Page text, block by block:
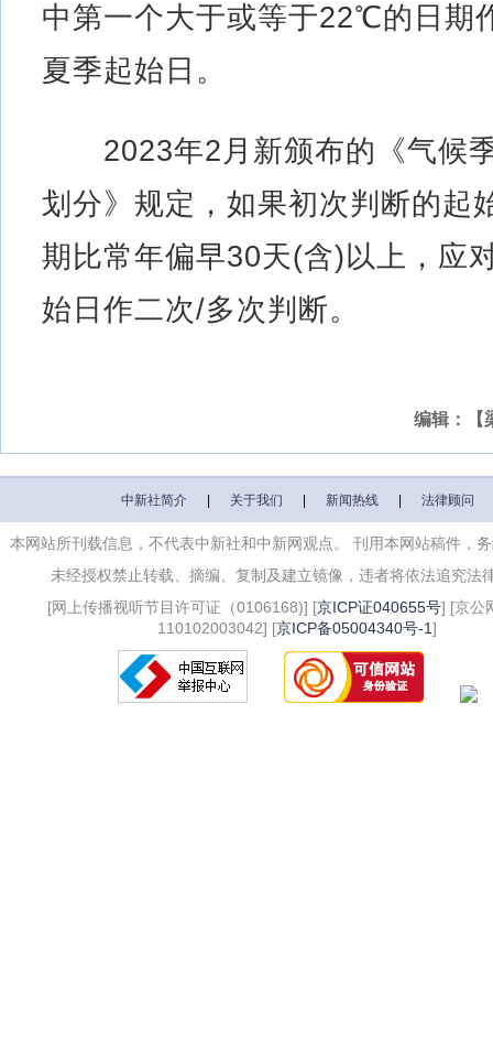
中第一个大于或等于22℃的日期
夏季起始日。
2023年2月新颁布的《气候
划分》规定，如果初次判断的起
期比常年偏早30天(含)以上，应
始日作二次/多次判断。
编辑：【
中新社简介| 关于我们 新闻热线| 法律顾问
本网站所刊载信息，不代表中新社和中新网观点。 刊用本网站稿件，
未经授权禁止转载、摘编、复制及建立镜像，违者将依法追究法
[网上传播视听节目许可证（0106168)] [京ICP证040655号] [京公
110102003042] [京ICP备05004340号-1]